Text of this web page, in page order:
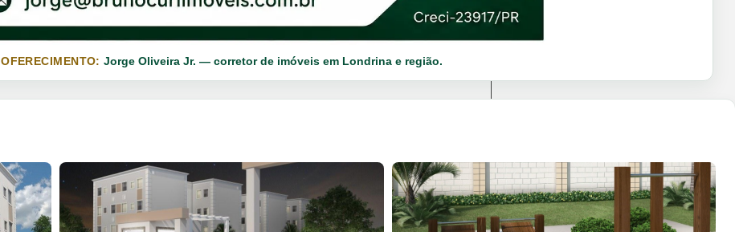
OFERECIMENTO: Jorge Oliveira Jr. — corretor de imóveis em Londrina e região.